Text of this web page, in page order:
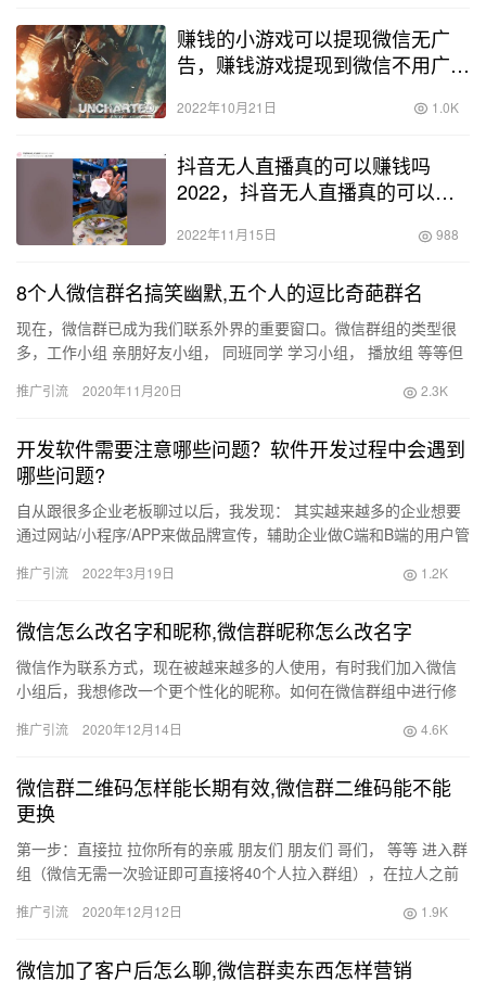
赚钱的小游戏可以提现微信无广
告，赚钱游戏提现到微信不用广
2022年10月21日 1.0K
抖音无人直播真的可以赚钱吗
2022，抖音无人直播真的可以赚
2022年11月15日 988
8个人微信群名搞笑幽默,五个人的逗比奇葩群名
现在，微信群已成为我们联系外界的重要窗口。微信群组的类型很
多，工作小组 亲朋好友小组， 同班同学 学习小组， 播放组 等等但
推广引流 2020年11月20日 2.3K
开发软件需要注意哪些问题？软件开发过程中会遇到
哪些问题?
自从跟很多企业老板聊过以后，我发现： 其实越来越多的企业想要
通过网站/小程序/APP来做品牌宣传，辅助企业做C端和B端的用户管
推广引流 2022年3月19日 1.2K
微信怎么改名字和昵称,微信群昵称怎么改名字
微信作为联系方式，现在被越来越多的人使用，有时我们加入微信
小组后，我想修改一个更个性化的昵称。如何在微信群组中进行修
个…
推广引流 2020年12月14日 4.6K
微信群二维码怎样能长期有效,微信群二维码能不能
更换
第一步：直接拉 拉你所有的亲戚 朋友们 朋友们 哥们， 等等 进入群
组（微信无需一次验证即可直接将40个人拉入群组），在拉人之前
推广引流 2020年12月12日 1.9K
微信加了客户后怎么聊,微信群卖东西怎样营销